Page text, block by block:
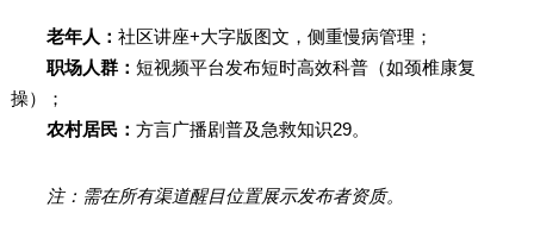
老年人： 社区讲座+大字版图文，侧重慢病管理；
职场人群： 短视频平台发布短时高效科普（如颈椎康复
操）；
农村居民： 方言广播剧普及急救知识29。
注：需在所有渠道醒目位置展示发布者资质。